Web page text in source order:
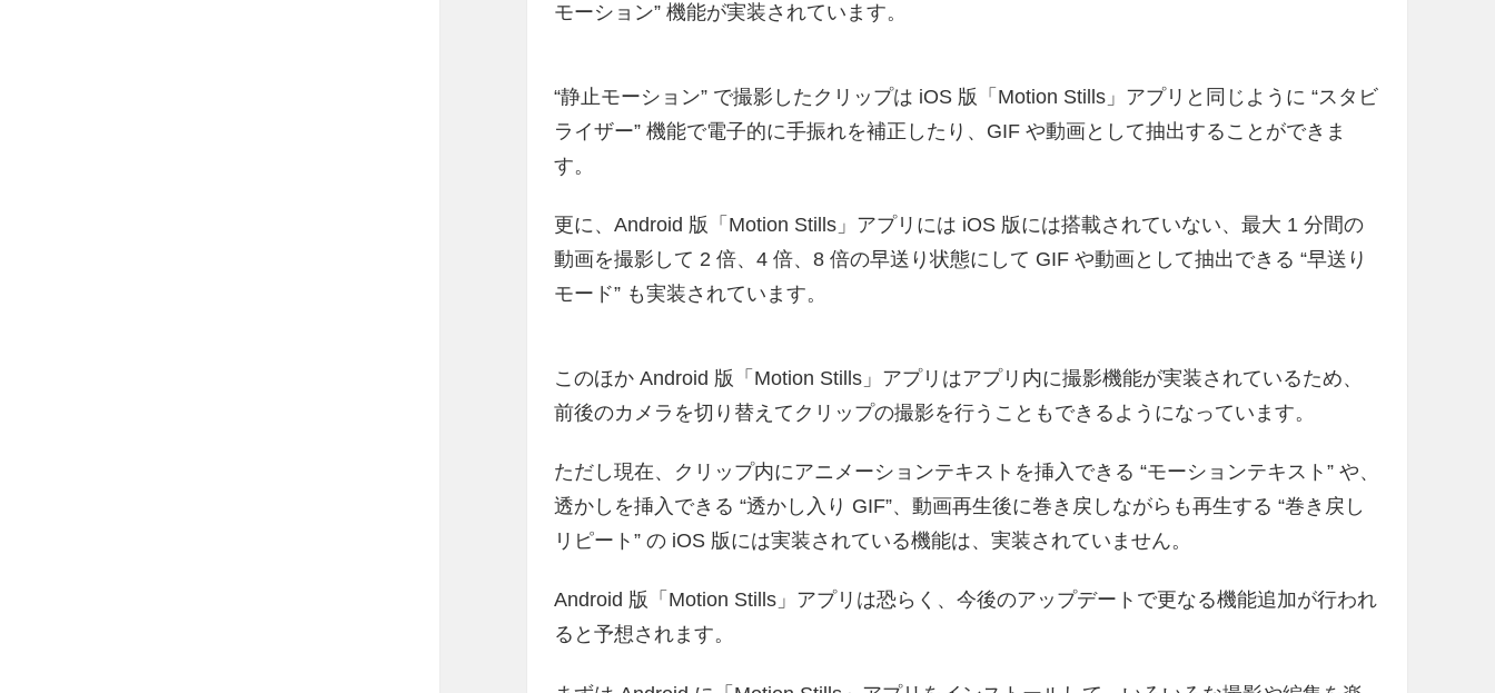
モーション” 機能が実装されています。
“静止モーション” で撮影したクリップは iOS 版「Motion Stills」アプリと同じように “スタビ
ライザー” 機能で電子的に手振れを補正したり、GIF や動画として抽出することができま
す。
更に、Android 版「Motion Stills」アプリには iOS 版には搭載されていない、最大 1 分間の
動画を撮影して 2 倍、4 倍、8 倍の早送り状態にして GIF や動画として抽出できる “早送り
モード” も実装されています。
このほか Android 版「Motion Stills」アプリはアプリ内に撮影機能が実装されているため、
前後のカメラを切り替えてクリップの撮影を行うこともできるようになっています。
ただし現在、クリップ内にアニメーションテキストを挿入できる “モーションテキスト” や、
透かしを挿入できる “透かし入り GIF”、動画再生後に巻き戻しながらも再生する “巻き戻し
リピート” の iOS 版には実装されている機能は、実装されていません。
Android 版「Motion Stills」アプリは恐らく、今後のアップデートで更なる機能追加が行われ
ると予想されます。